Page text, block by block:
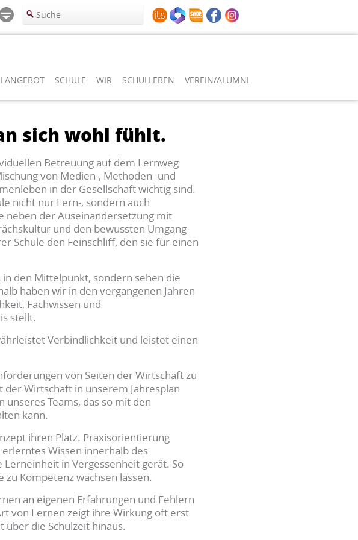
SCHULE WIR SCHULLEBEN VEREIN/ALUMNI
sich wohl fühlt.
Betreuung auf dem Lernweg
von Medien-, Methoden- und
in der Gesellschaft wichtig sind.
nicht nur Lern-, sondern auch
neben der Auseinandersetzung mit
und den bewussten Umgang
Schule den Feinschliff, den sie für einen
den Mittelpunkt, sondern sehen die
haben wir in den vergangenen Jahren
Fachwissen und
stellt.
Verbindlichkeit und leistet einen
von Seiten der Wirtschaft zu
Wirtschaft in unserem Jahresplan
Teams, das so mit den
kann.
ihren Platz. Praxisorientierung
Wissen innerhalb des
in Vergessenheit gerät. So
Kompetenz wachsen lassen.
an eigenen Erfahrungen und Fehlern
von Lernen zeigt ihre Wirkung oft erst
die Schulzeit hinaus.